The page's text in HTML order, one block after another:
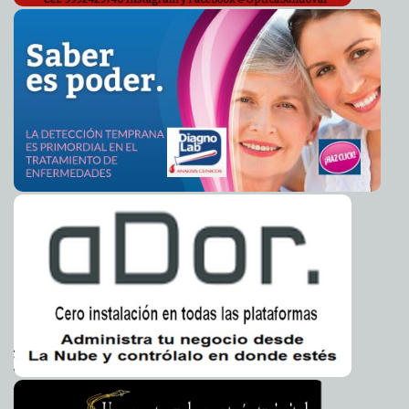
2014-10-20 05:15:55 Líder priísta pide asilo en EE.UU por amenazas del
narco
2014-10-20 05:13:23 Bejarano callará sobre Alcalde de Iguala: Recibe
amenazas Eduardo Ignacio Ramos Pérez
2014-10-20 05:10:42 Mata a su hija porque no dejaba de llorar Carmen Alicia
Briceño Sánchez
Se reúne Enrique Solana con ex presidentes de la
Canaco Mérida Elena Martin
2014-10-19 18:42:42 Arquitectura revela auge económico de la zona Puuc
Ariel Martín
2014-10-19 18:38:56 El Gobernador Rolando Zapata Bello visita la Expoferia
del Comercio 2014. Valeria Fernández
Inicia formalmente trabajo el Observatorio Mexicano de
Responsabilidad Social Universitaria (OMERSU) Osvaldo Chávez
para alcaldes y presidentas del DIF Kamila López
Elena Martin
Octogenaria de Maxcanú, feliz por tener ya un lugar
seguro para vivir Ariel Martín
2014-10-19 07:56:59 Se suicida joven que asesinó a su padre Eduardo Ignacio
Ramos Pérez
2014-10-19 07:53:12 Aunmentan denuncias contra el SAT
Eduardo Ignacio